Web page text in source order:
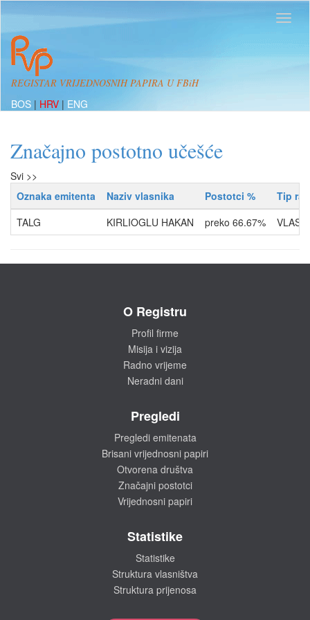
REGISTAR VRIJEDNOSNIH PAPIRA U FBiH
BOS | HRV | ENG
Značajno postotno učešće
Svi >>
Oznaka emitenta
Naziv vlasnika Postotci %
Tip
TALG
KIRLIOGLU HAKAN preko 66.67%
O Registru
Profil firme
Misija i vizija
Radno vrijeme
Neradni dani
Pregledi
Pregledi emitenata
Brisani vrijednosni papiri
Otvorena društva
Značajni postotci
Vrijednosni papiri
Statistike
Statistike
Struktura vlasništva
Struktura prijenosa